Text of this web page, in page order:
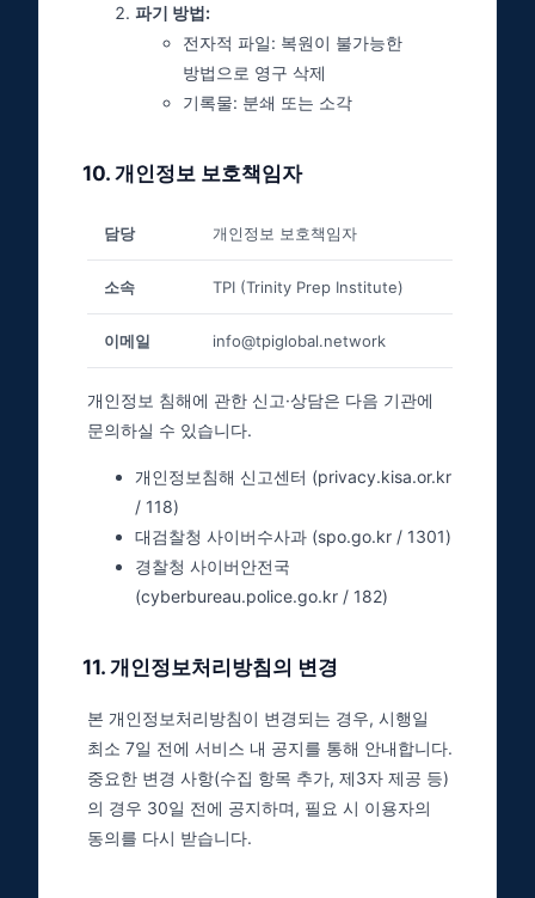
파기 방법:
전자적 파일: 복원이 불가능한
방법으로 영구 삭제
기록물: 분쇄 또는 소각
10. 개인정보 보호책임자
담당 개인정보 보호책임자
소속 TPI (Trinity Prep Institute)
이메일 info@tpiglobal.network
개인정보 침해에 관한 신고·상담은 다음 기관에
문의하실 수 있습니다.
개인정보침해 신고센터 (privacy.kisa.or.kr
/ 118)
대검찰청 사이버수사과 (spo.go.kr / 1301)
경찰청 사이버안전국
(cyberbureau.police.go.kr / 182)
11. 개인정보처리방침의 변경
본 개인정보처리방침이 변경되는 경우, 시행일
최소 7일 전에 서비스 내 공지를 통해 안내합니다.
중요한 변경 사항(수집 항목 추가, 제3자 제공 등)
의 경우 30일 전에 공지하며, 필요 시 이용자의
동의를 다시 받습니다.